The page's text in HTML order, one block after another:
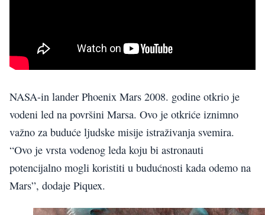
NASA-in lander Phoenix Mars 2008. godine otkrio je
vodeni led na površini Marsa. Ovo je otkriće iznimno
važno za buduće ljudske misije istraživanja svemira.
“Ovo je vrsta vodenog leda koju bi astronauti
potencijalno mogli koristiti u budućnosti kada odemo na
Mars”, dodaje Piquex.